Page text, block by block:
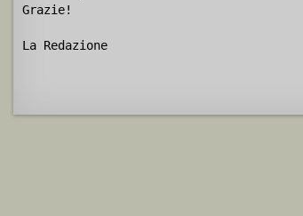
Grazie!
La Redazione